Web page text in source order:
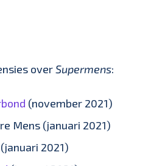
overSupermens:
(november 2021)
Mens (januari 2021)
2021)